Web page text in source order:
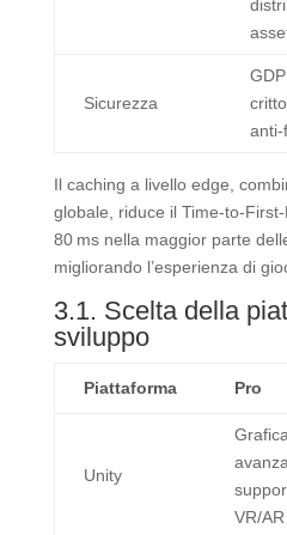
Sicurezza
Il caching a livello edge,
globale, riduce il
80 ms nella maggior parte
migliorando l’esperienza di
3.1. Scelta della
sviluppo
Piattaforma Pro
Unity
VR/AR